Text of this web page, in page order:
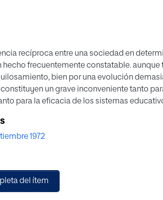
recíproca entre una sociedad en
hecho frecuentemente constatable.
bien por una evolución
un grave inconveniente tanto
para la eficacia de los sistemas
de esta correlación educación, sociedad es
derecho natural inherente a la persona
con el grado de desarrollo técnico
1972
del ítem